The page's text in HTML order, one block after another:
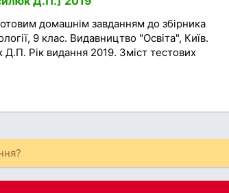
домашнім завданням до збірника
9 клас. Видавництво "Освіта", Київ.
Рік видання 2019. Зміст тестових